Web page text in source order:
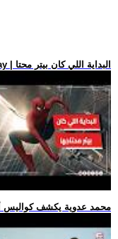
.. فيلم Spider-Man: Brand New Day | البداية اللي كان بيتر محتا
.. محمد عدوية يكشف كواليس